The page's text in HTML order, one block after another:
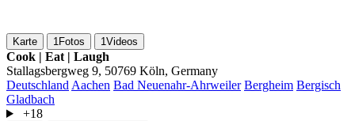
Karte 1Fotos 1Videos
Cook | Eat | Laugh
Stallagsbergweg 9, 50769 Köln, Germany
Deutschland Aachen Bad Neuenahr-Ahrweiler Bergheim Bergisch
Gladbach
+18